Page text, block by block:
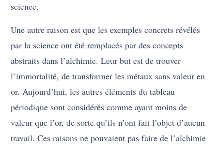
science.
Une autre raison est que les exemples concrets révélés
par la science ont été remplacés par des concepts
abstraits dans l’alchimie. Leur but est de trouver
l’immortalité, de transformer les métaux sans valeur en
or. Aujourd’hui, les autres éléments du tableau
périodique sont considérés comme ayant moins de
valeur que l’or, de sorte qu’ils n’ont fait l’objet d’aucun
travail. Ces raisons ne pouvaient pas faire de l’alchimie